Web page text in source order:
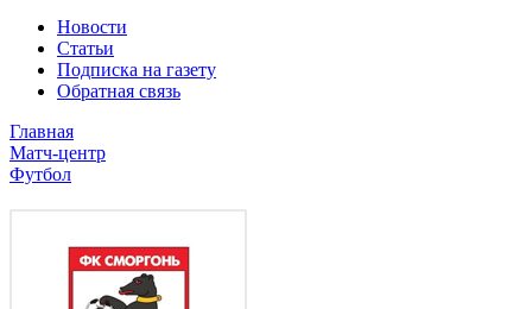
Новости
Статьи
Подписка на газету
Обратная связь
Главная
Матч-центр
Футбол